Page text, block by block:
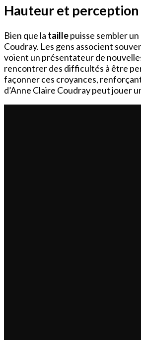
Hauteur et
Bien que la taillepuisse sembler
Coudray. Les gens associent
voient un présentateur de
rencontrer des difficultés à être
façonner ces croyances,
d’Anne Claire Coudray peut jouer